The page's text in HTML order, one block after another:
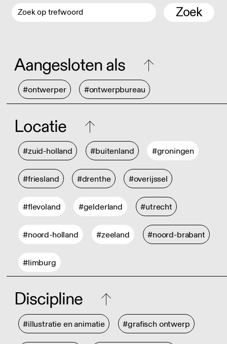
Zoek
Aangesloten als
#ontwerper #ontwerpbureau
Locatie
#zuid-holland #buitenland #groningen
#friesland #drenthe #overijssel
#flevoland #gelderland #utrecht
#noord-holland #zeeland #noord-brabant
#limburg
Discipline
#illustratie en animatie #grafisch ontwerp